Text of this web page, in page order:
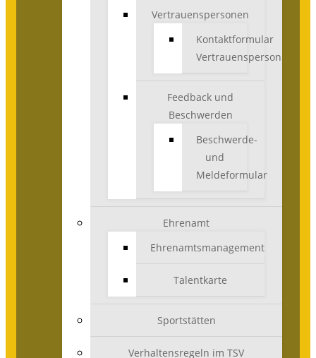
Vertrauenspersonen
Kontaktformular
Vertrauensperson
Feedback und
Beschwerden
Beschwerde-
und
Meldeformular
Ehrenamt
Ehrenamtsmanagement
Talentkarte
Sportstätten
Verhaltensregeln im TSV